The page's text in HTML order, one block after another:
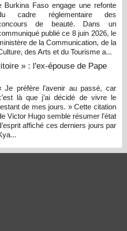
Burkina Faso engage une refonte
cadre réglementaire des
de beauté. Dans un
publié ce 8 juin 2026, le
de la Communication, de la
des Arts et du Tourisme a...
» : l'ex-épouse de Pape
Je préfère l’avenir au passé, car
là que j’ai décidé de vivre le
de mes jours. » Cette citation
Victor Hugo semble résumer l’état
affiché ces derniers jours par